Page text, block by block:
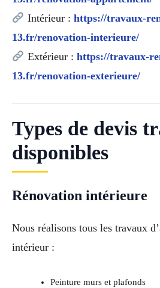
Intérieur : https://travaux-
13.fr/renovation-interieure/
Extérieur : https://travaux-
13.fr/renovation-exterieure/
Types de devis
disponibles
Rénovation intérieure
Nous réalisons tous les travaux
intérieur :
Peinture murs et plafonds